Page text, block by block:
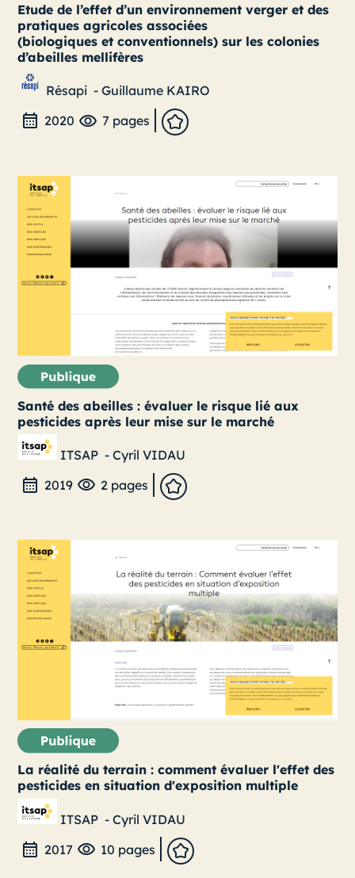
Etude de l’effet d’un environnement verger et des
pratiques agricoles associées
(biologiques et conventionnels) sur les colonies
d’abeilles mellifères
Résapi - Guillaume KAIRO
2020
7 pages
Santé des abeilles : évaluer le risque lié aux
pesticides après leur mise sur le marché
ITSAP - Cyril VIDAU
2019
2 pages
La réalité du terrain : comment évaluer l'effet des
pesticides en situation d'exposition multiple
ITSAP - Cyril VIDAU
2017
10 pages